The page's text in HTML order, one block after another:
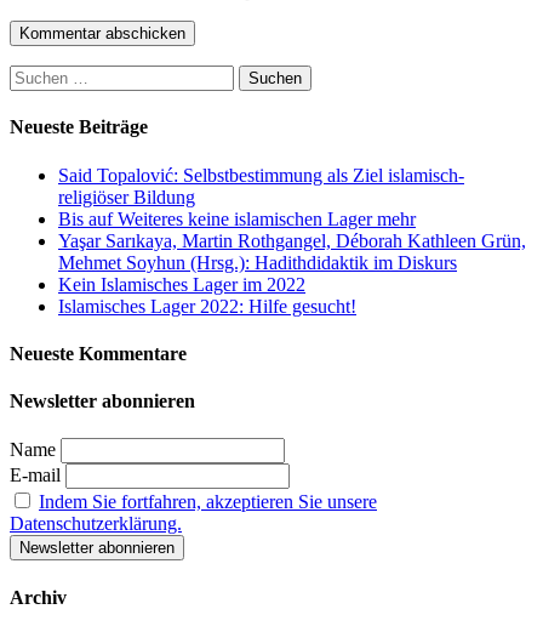
Suchen
nach:
Neueste Beiträge
Said Topalović: Selbstbestimmung als Ziel islamisch-
religiöser Bildung
Bis auf Weiteres keine islamischen Lager mehr
Yaşar Sarıkaya, Martin Rothgangel, Déborah Kathleen Grün,
Mehmet Soyhun (Hrsg.): Hadithdidaktik im Diskurs
Kein Islamisches Lager im 2022
Islamisches Lager 2022: Hilfe gesucht!
Neueste Kommentare
Newsletter abonnieren
Name
E-mail
Indem Sie fortfahren, akzeptieren Sie unsere
Datenschutzerklärung.
Archiv